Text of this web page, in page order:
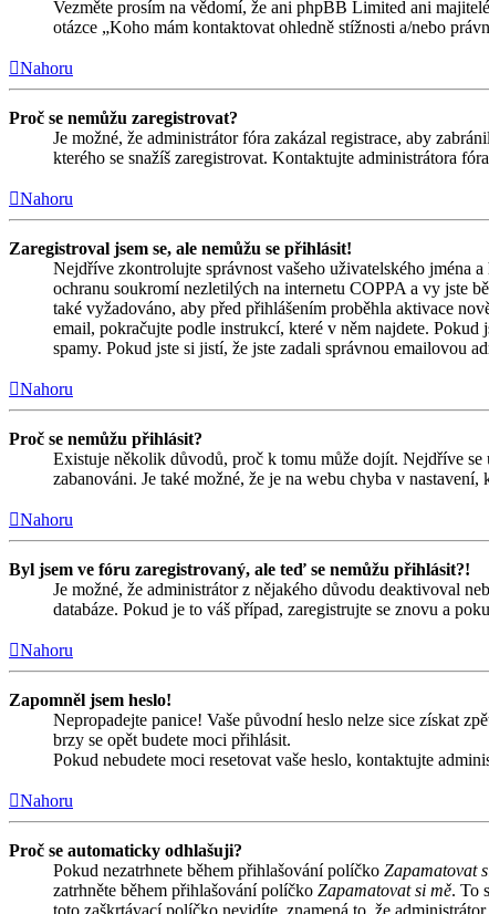
Vezměte prosím na vědomí, že ani phpBB Limited ani
otázce „Koho mám kontaktovat ohledně stížnosti a/nebo
Nahoru
Proč se nemůžu zaregistrovat?
Je možné, že administrátor fóra zakázal registrace, aby
kterého se snažíš zaregistrovat. Kontaktujte administrátora
Nahoru
Zaregistroval jsem se, ale nemůžu se přihlásit!
Nejdříve zkontrolujte správnost vašeho uživatelského jména
ochranu soukromí nezletilých na internetu COPPA a vy jste
také vyžadováno, aby před přihlášením proběhla aktivace
email, pokračujte podle instrukcí, které v něm najdete. Pokud
spamy. Pokud jste si jistí, že jste zadali správnou emailovou
Nahoru
Proč se nemůžu přihlásit?
Existuje několik důvodů, proč k tomu může dojít. Nejdříve se
zabanováni. Je také možné, že je na webu chyba v nastavení,
Nahoru
Byl jsem ve fóru zaregistrovaný, ale teď se nemůžu přihlásit?!
Je možné, že administrátor z nějakého důvodu deaktivoval
databáze. Pokud je to váš případ, zaregistrujte se znovu a
Nahoru
Zapomněl jsem heslo!
Nepropadejte panice! Vaše původní heslo nelze sice získat
brzy se opět budete moci přihlásit.
Pokud nebudete moci resetovat vaše heslo, kontaktujte
Nahoru
Proč se automaticky odhlašuji?
Pokud nezatrhnete během přihlašování políčko Zapamatovat
zatrhněte během přihlašování políčko Zapamatovat si mě. To